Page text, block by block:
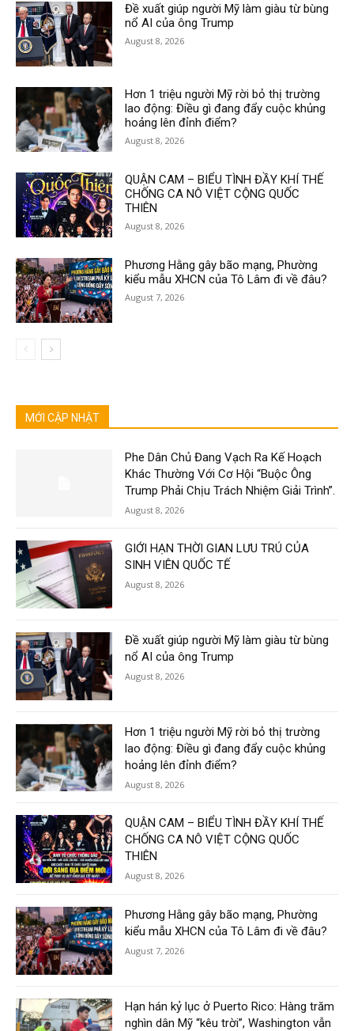
Đề xuất giúp người Mỹ làm giàu từ bùng
nổ AI của ông Trump
August 8, 2026
Hơn 1 triệu người Mỹ rời bỏ thị trường
lao động: Điều gì đang đẩy cuộc khủng
hoảng lên đỉnh điểm?
August 8, 2026
QUẬN CAM – BIỂU TÌNH ĐẦY KHÍ THẾ
CHỐNG CA NÔ VIỆT CỘNG QUỐC
THIÊN
August 8, 2026
Phương Hằng gây bão mạng, Phường
kiểu mẫu XHCN của Tô Lâm đi về đâu?
August 7, 2026
MỚI CẬP NHẬT
Phe Dân Chủ Đang Vạch Ra Kế Hoạch
Khác Thường Với Cơ Hội “Buộc Ông
Trump Phải Chịu Trách Nhiệm Giải Trình”.
August 8, 2026
GIỚI HẠN THỜI GIAN LƯU TRÚ CỦA
SINH VIÊN QUỐC TẾ
August 8, 2026
Đề xuất giúp người Mỹ làm giàu từ bùng
nổ AI của ông Trump
August 8, 2026
Hơn 1 triệu người Mỹ rời bỏ thị trường
lao động: Điều gì đang đẩy cuộc khủng
hoảng lên đỉnh điểm?
August 8, 2026
QUẬN CAM – BIỂU TÌNH ĐẦY KHÍ THẾ
CHỐNG CA NÔ VIỆT CỘNG QUỐC
THIÊN
August 8, 2026
Phương Hằng gây bão mạng, Phường
kiểu mẫu XHCN của Tô Lâm đi về đâu?
August 7, 2026
Hạn hán kỷ lục ở Puerto Rico: Hàng trăm
nghìn dân Mỹ “kêu trời”, Washington vẫn